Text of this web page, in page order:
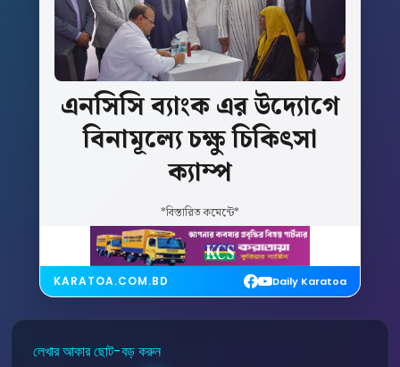
এনসিসিব্যাংকএরউদ্যোগে
বিনামূল্যেচক্ষুচিকিৎসা
ক্যাম্প
*বিস্তারিত কমেন্টে*
KARATOA.COM.BD Daily Karatoa
লেখার আকার ছোট-বড় করুন